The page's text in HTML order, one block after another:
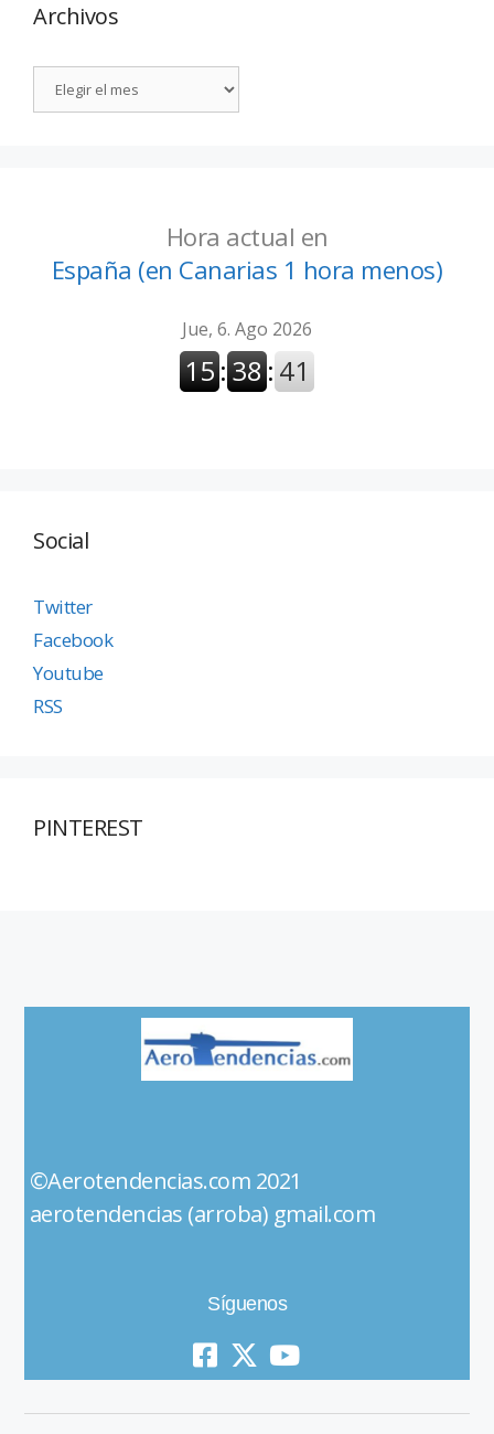
Archivos
Hora actual en
España (en Canarias 1 hora menos)
Social
Twitter
Facebook
Youtube
RSS
PINTEREST
©Aerotendencias.com 2021
aerotendencias (arroba) gmail.com
Síguenos